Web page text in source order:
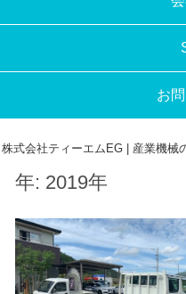
お
株式会社ティーエムEG | 産業機械
年: 2019年